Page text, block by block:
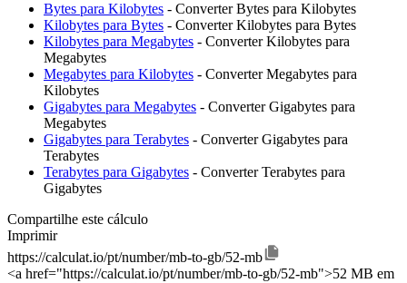
Bytes para Kilobytes - Converter Bytes para Kilobytes
Kilobytes para Bytes - Converter Kilobytes para Bytes
Kilobytes para Megabytes - Converter Kilobytes para
Megabytes
Megabytes para Kilobytes - Converter Megabytes para
Kilobytes
Gigabytes para Megabytes - Converter Gigabytes para
Megabytes
Gigabytes para Terabytes - Converter Gigabytes para
Terabytes
Terabytes para Gigabytes - Converter Terabytes para
Gigabytes
Compartilhe este cálculo
Imprimir
https://calculat.io/pt/number/mb-to-gb/52-mb
<a href="https://calculat.io/pt/number/mb-to-gb/52-mb">52 MB em